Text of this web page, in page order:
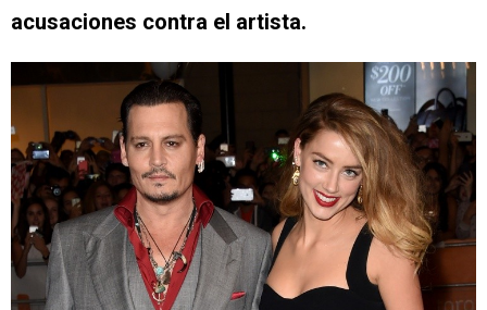
acusaciones contra el artista.